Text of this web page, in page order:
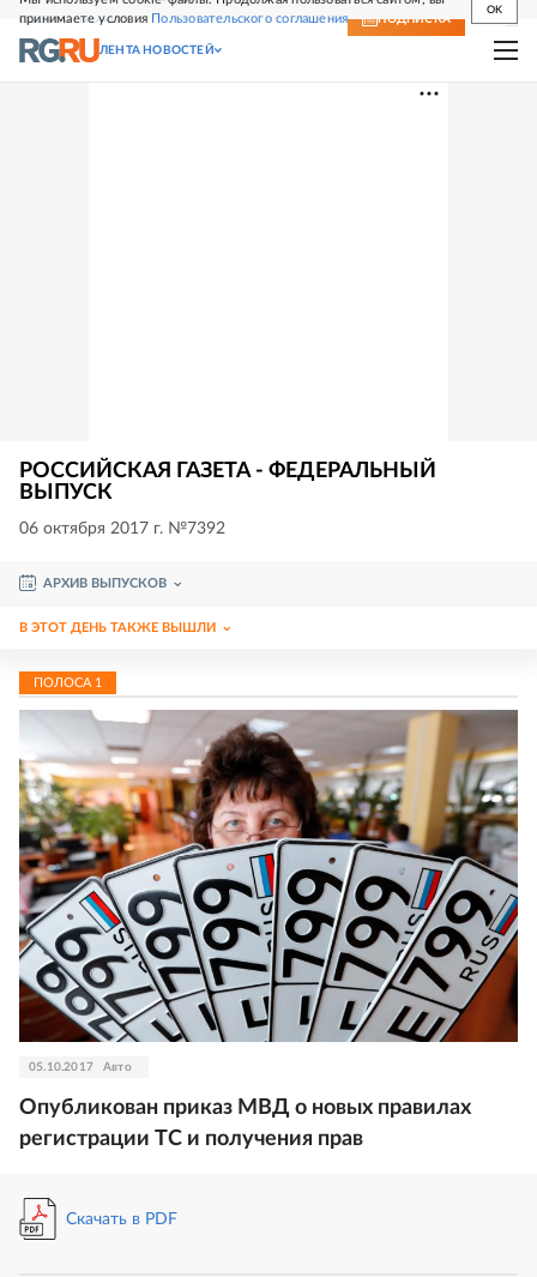
принимаете условия Пользовательского соглашения
OK
СВЕЖИЙ НОМЕР ПОДПИСКА
ЛЕНТА НОВОСТЕЙ
РОССИЙСКАЯ ГАЗЕТА - ФЕДЕРАЛЬНЫЙ
ВЫПУСК
06 октября 2017 г. №7392
АРХИВ ВЫПУСКОВ
В ЭТОТ ДЕНЬ ТАКЖЕ ВЫШЛИ
ПОЛОСА 1
05.10.2017 Авто
Опубликован приказ МВД о новых правилах
регистрации ТС и получения прав
Скачать в PDF